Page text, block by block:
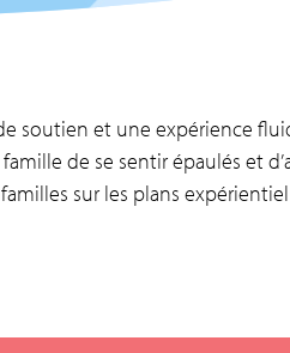
soutien et une expérience
de se sentir épaulés et
sur les plans